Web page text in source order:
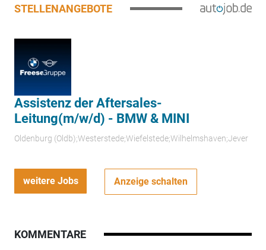
STELLENANGEBOTE
Assistenz der Aftersales-
Leitung(m/w/d) - BMW & MINI
Oldenburg (Oldb);Westerstede;Wiefelstede;Wilhelmshaven;Jever
weitere Jobs Anzeige schalten
KOMMENTARE